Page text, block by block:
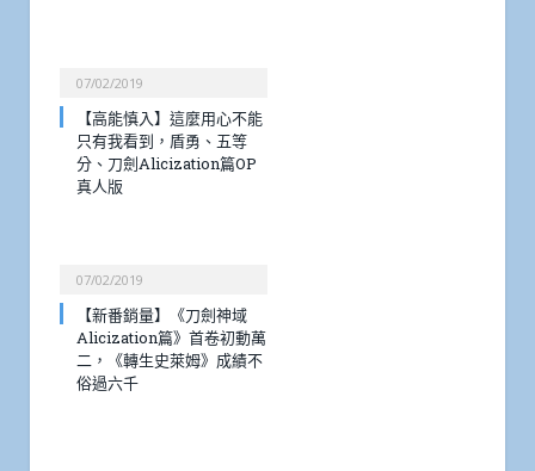
07/02/2019
【高能慎入】這麼用心不能
只有我看到，盾勇、五等
分、刀劍Alicization篇OP
真人版
07/02/2019
【新番銷量】《刀劍神域
Alicization篇》首卷初動萬
二，《轉生史萊姆》成績不
俗過六千